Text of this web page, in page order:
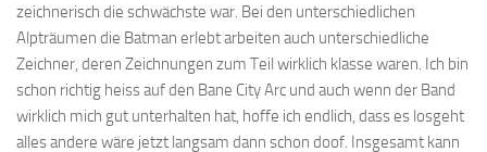
zeichnerisch die schwächste war. Bei den unterschiedlichen
Alpträumen die Batman erlebt arbeiten auch unterschiedliche
Zeichner, deren Zeichnungen zum Teil wirklich klasse waren. Ich bin
schon richtig heiss auf den Bane City Arc und auch wenn der Band
wirklich mich gut unterhalten hat, hoffe ich endlich, dass es losgeht
alles andere wäre jetzt langsam dann schon doof. Insgesamt kann